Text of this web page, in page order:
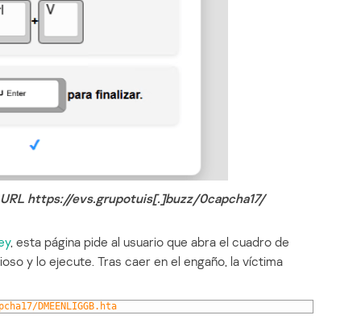
https://evs.grupotuis[.]buzz/0capcha17/
, esta página pide al usuario que abra el cuadro de
y lo ejecute. Tras caer en el engaño, la víctima
DMEENLIGGB.hta